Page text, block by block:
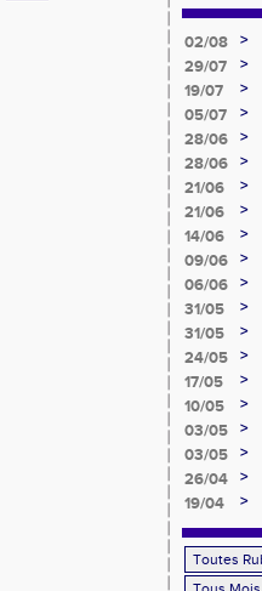
02/08 >
29/07 >
19/07
>
05/07
>
28/06 >
28/06
>
21/06
>
21/06
>
14/06
>
09/06
>
06/06
>
31/05
>
31/05
>
24/05
>
17/05 >
10/05 >
03/05
>
03/05
>
26/04
>
19/04 >